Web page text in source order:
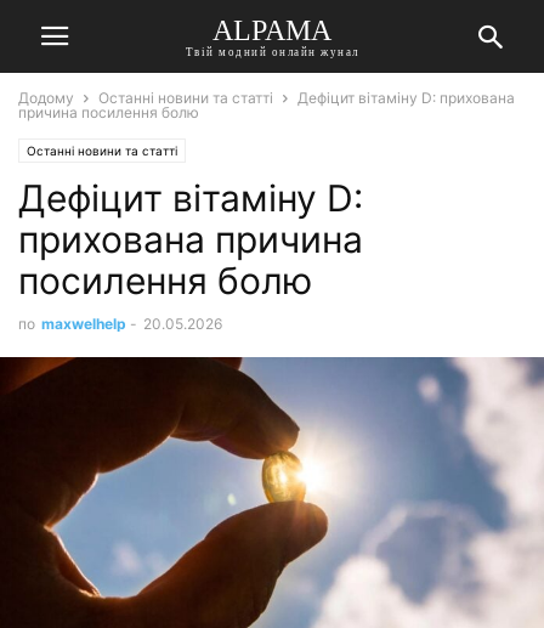
ALPAMA
Твій модний онлайн жунал
Додому Останні новини та статті
Дефіцит вітаміну D: прихована
причина посилення болю
Останні новини та статті
Дефіцит вітаміну D:
прихована причина
посилення болю
по maxwelhelp - 20.05.2026